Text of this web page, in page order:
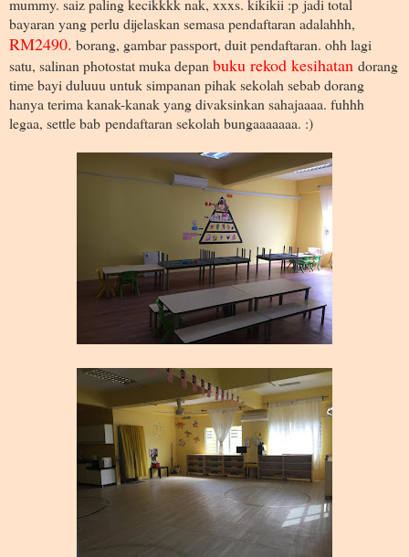
mummy. saiz paling kecikkkk nak, xxxs. kikikii :p jadi total
bayaran yang perlu dijelaskan semasa pendaftaran adalahhh,
RM2490. borang, gambar passport, duit pendaftaran. ohh lagi
satu, salinan photostat muka depan buku rekod kesihatan dorang
time bayi duluuu untuk simpanan pihak sekolah sebab dorang
hanya terima kanak-kanak yang divaksinkan sahajaaaa. fuhhh
legaa, settle bab pendaftaran sekolah bungaaaaaaa. :)